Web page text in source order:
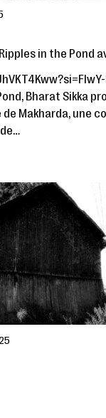
in the Pond
Bharat Sikka
Makharda, une